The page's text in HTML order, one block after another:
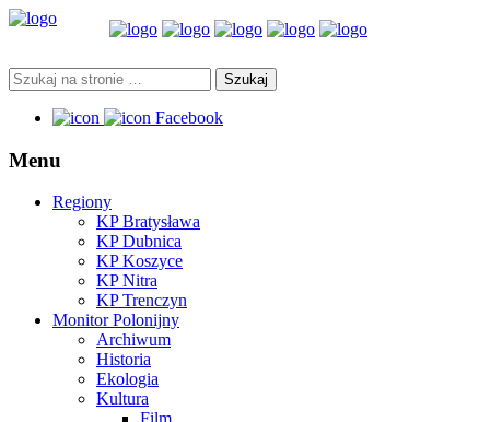
Facebook
Menu
Regiony
KP Bratysława
KP Dubnica
KP Koszyce
KP Nitra
KP Trenczyn
Monitor Polonijny
Archiwum
Historia
Ekologia
Kultura